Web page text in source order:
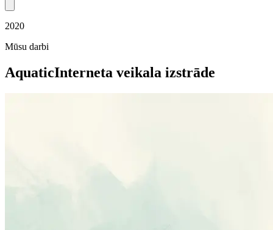
2020
Mūsu darbi
AquaticInterneta veikala izstrāde